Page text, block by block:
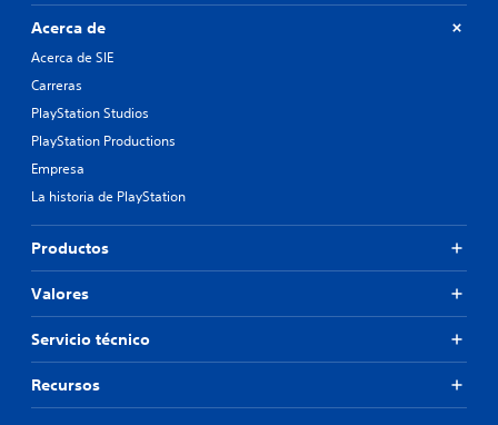
Acerca de
Acerca de SIE
Carreras
PlayStation Studios
PlayStation Productions
Empresa
La historia de PlayStation
Productos
Valores
Servicio técnico
Recursos